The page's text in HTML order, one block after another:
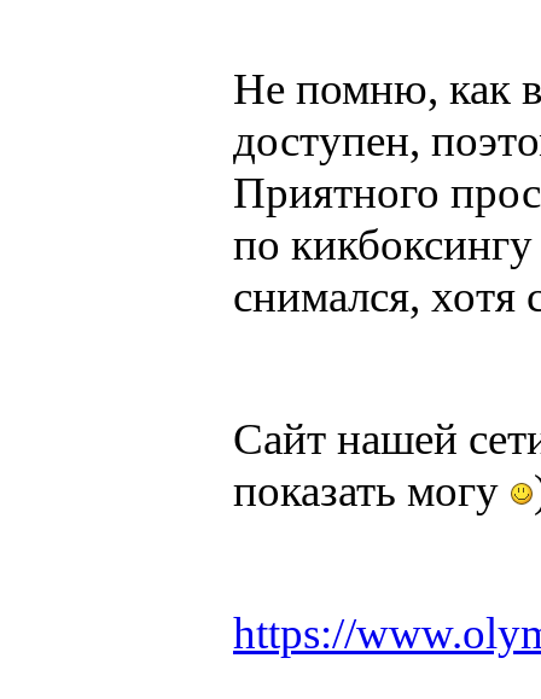
Не помню, как
доступен,
Приятного
по
снимался,
Сайт нашей
показать могу
https://